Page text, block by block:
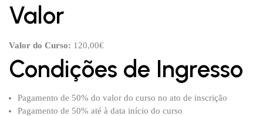
Valor
Valor do Curso: 120,00€
Condições de Ingresso
Pagamento de 50% do valor do curso no ato de inscrição
Pagamento de 50% até à data início do curso